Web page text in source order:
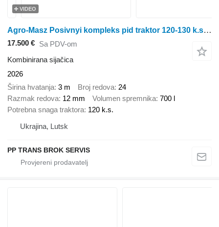
VIDEO
Agro-Masz Posivnyi kompleks pid traktor 120-130 k.s. SN300
17.500 € Sa PDV-om
Kombinirana sijačica
2026
Širina hvatanja 3 m Broj redova 24
Razmak redova 12 mm Volumen spremnika 700 l
Potrebna snaga traktora 120 k.s.
Ukrajina, Lutsk
PP TRANS BROK SERVIS